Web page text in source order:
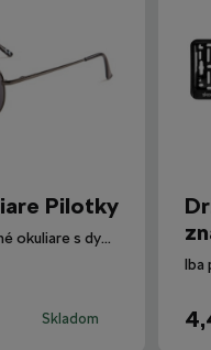
Pilotky
Polarizované slnečné okuliare s dymovými sklami.
Skladom